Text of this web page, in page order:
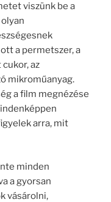
viszünk be a
a permetszer, a
az
mikroműanyag.
a film megnézése
arra, mit
minden
a gyorsan
vásárolni,